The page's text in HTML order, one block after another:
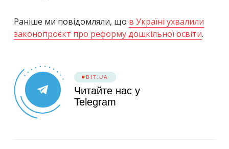
Раніше ми повідомляли, що в Україні ухвалили
законопроєкт про реформу дошкільної освіти.
#BIT.UA
Читайте нас у
Telegram